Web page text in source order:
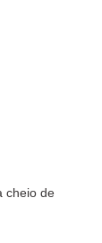
cheio de